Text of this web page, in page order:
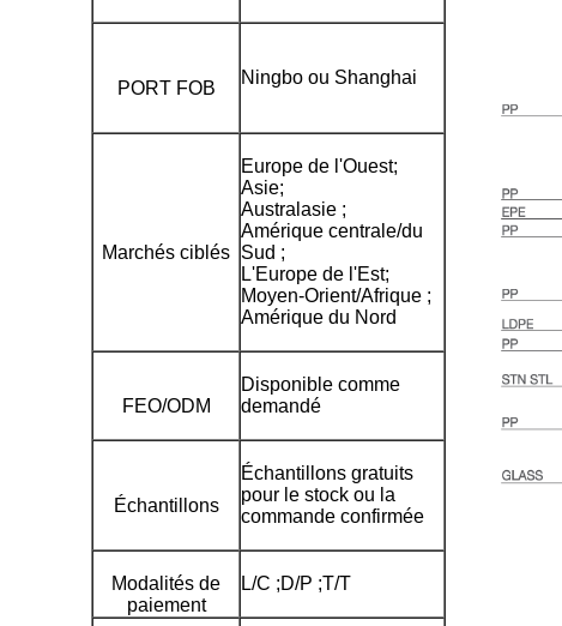
PORT FOB
Ningbo ou Shanghai
Marchés ciblés
Europe de l'Ouest;
Asie;
Australasie ;
Amérique centrale/du
Sud ;
L'Europe de l'Est;
Moyen-Orient/Afrique ;
Amérique du Nord
FEO/ODM
Disponible comme
demandé
Échantillons
Échantillons gratuits
pour le stock ou la
commande confirmée
Modalités de
paiement
L/C ;D/P ;T/T